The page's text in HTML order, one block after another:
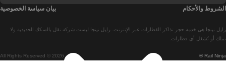
قطارات من مدريد إلى برشلونة Rail Ninja ®
All Rights Reserved © 2026
رايل نينجا هي خدمة حجز تذاكر القطارات عبر الإنترنت. رايل نينجا ليست شركة نقل بالسكك الحديدية ولا
تملك أو تُشغل أي قطارات.
الشروط والأحكام بيان سياسة الخصوصية